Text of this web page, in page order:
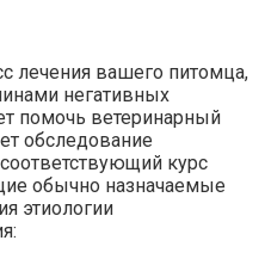
лечения вашего питомца,
негативных
помочь ветеринарный
обследование
курс
обычно назначаемые
этиологии